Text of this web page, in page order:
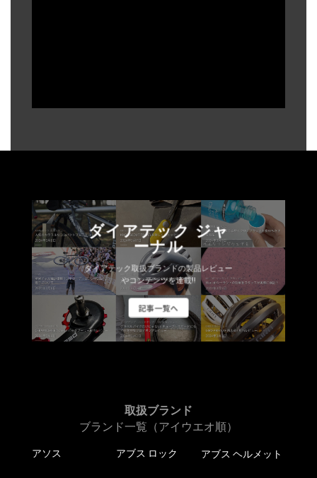
ダイアテック ジャ
ーナル
ダイアテック取扱ブランドの製品レビュー
やコンテンツを連載!!
記事一覧へ
取扱ブランド
ブランド一覧（アイウエオ順）
アソス アブス ロック アブス ヘルメット